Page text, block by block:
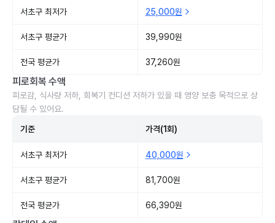
서초구 최저가 25,000원
서초구 평균가 39,990원
전국 평균가 37,260원
피로회복 수액
피로감, 식사량 저하, 회복기 컨디션 저하가 있을 때 영양 보충 목적으로 상
담될 수 있어요.
기준 가격(1회)
서초구 최저가 40,000원
서초구 평균가 81,700원
전국 평균가 66,390원